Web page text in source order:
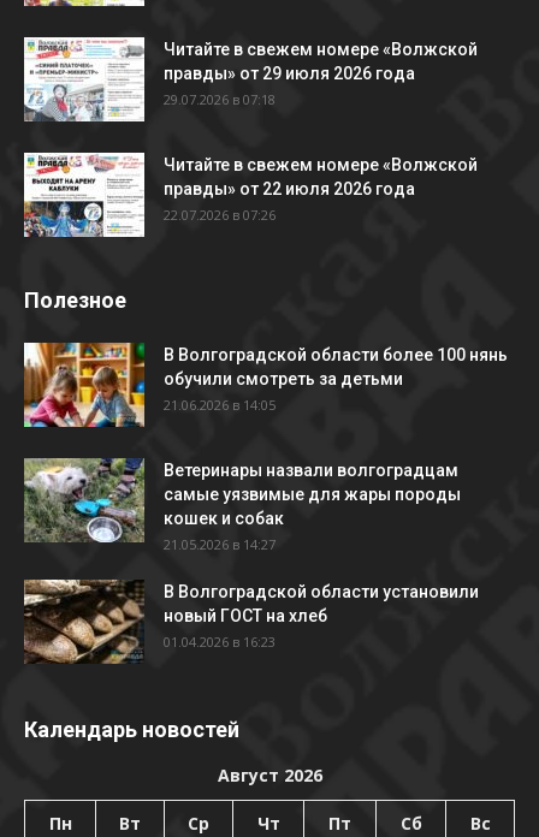
Читайте в свежем номере «Волжской
правды» от 29 июля 2026 года
29.07.2026 в 07:18
Читайте в свежем номере «Волжской
правды» от 22 июля 2026 года
22.07.2026 в 07:26
Полезное
В Волгоградской области более 100 нянь
обучили смотреть за детьми
21.06.2026 в 14:05
Ветеринары назвали волгоградцам
самые уязвимые для жары породы
кошек и собак
21.05.2026 в 14:27
В Волгоградской области установили
новый ГОСТ на хлеб
01.04.2026 в 16:23
Календарь новостей
Август 2026
Пн Вт Ср Чт Пт Сб Вс